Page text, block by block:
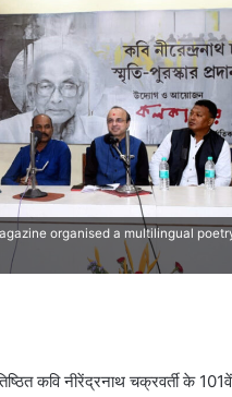
organised a multilingual
कवि नीरेंद्रनाथ चक्रवर्ती के